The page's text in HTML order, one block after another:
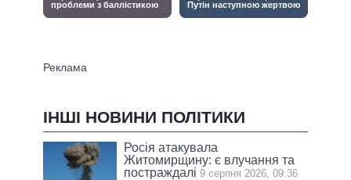
ІНШІ НОВИНИ ПОЛІТИКИ
Росія атакувала
Житомирщину: є влучання та
постраждалі 9 серпня 2026, 09:36